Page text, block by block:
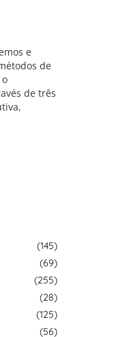
e
de
de três
(145)
(69)
(255)
(28)
(125)
(56)